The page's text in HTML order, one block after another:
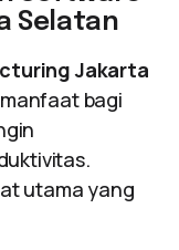
Selatan
Jakarta
bagi
utama yang